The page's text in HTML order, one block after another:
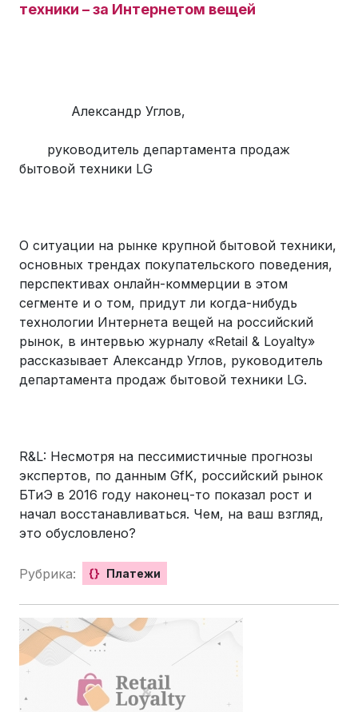
техники – за Интернетом вещей
Александр Углов,
руководитель департамента продаж
бытовой техники LG
О ситуации на рынке крупной бытовой техники,
основных трендах покупательского поведения,
перспективах онлайн-коммерции в этом
сегменте и о том, придут ли когда-нибудь
технологии Интернета вещей на российский
рынок, в интервью журналу «Retail & Loyalty»
рассказывает Александр Углов, руководитель
департамента продаж бытовой техники LG.
R&L: Несмотря на пессимистичные прогнозы
экспертов, по данным GfK, российский рынок
БТиЭ в 2016 году наконец-то показал рост и
начал восстанавливаться. Чем, на ваш взгляд,
это обусловлено?
Рубрика: {} Платежи